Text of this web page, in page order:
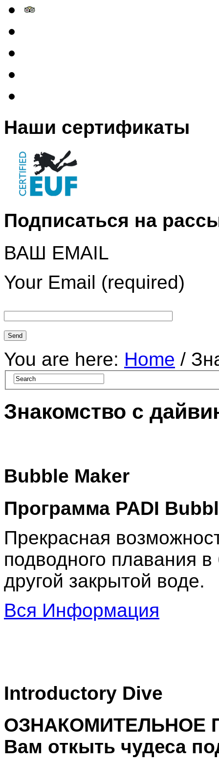
Наши сертификаты
Подписаться на
ВАШ EMAIL
Your Email (required)
You are here: Home /
Знакомство с
Bubble Maker
Программа PADI
Прекрасная
подводного плавания
другой закрытой воде.
Вся Информация
Introductory Dive
ОЗНАКОМИТЕЛЬНОЕ
Вам откыть чудеса